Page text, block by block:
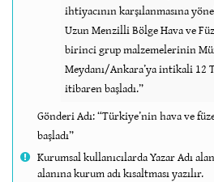
ihtiyacının karşılanmasına
Uzun Menzilli Bölge Hava ve
birinci grup malzemelerinin
Meydanı/Ankara’ya intikali 12
itibaren başladı.”
Gönderi Adı: “Türkiye’nin hava ve
başladı”
Kurumsal kullanıcılarda Yazar Adı
alanına kurum adı kısaltması yazılır.